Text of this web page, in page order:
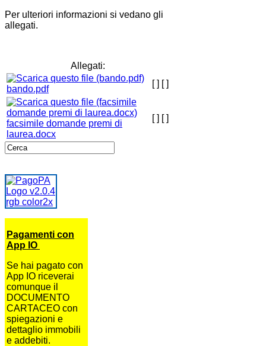
Per ulteriori informazioni si vedano gli
allegati.
Allegati:
bando.pdf
[ ] [ ]
facsimile domande premi di
laurea.docx
[ ] [ ]
Pagamenti con
App IO
Se hai pagato con
App IO riceverai
comunque il
DOCUMENTO
CARTACEO con
spiegazioni e
dettaglio immobili
e addebiti.